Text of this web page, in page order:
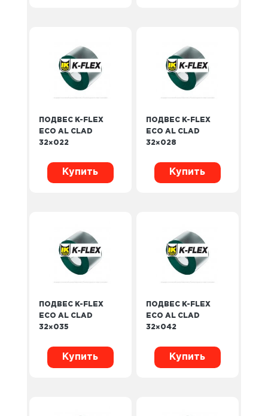
ПОДВЕС K-FLEX
ECO AL CLAD
32×022
Купить
ПОДВЕС K-FLEX
ECO AL CLAD
32×028
Купить
ПОДВЕС K-FLEX
ECO AL CLAD
32×035
Купить
ПОДВЕС K-FLEX
ECO AL CLAD
32×042
Купить